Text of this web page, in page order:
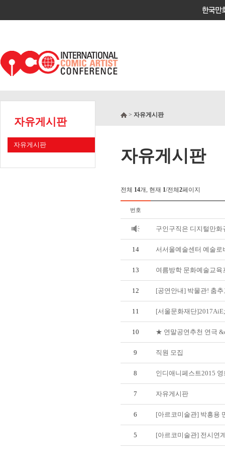
자유게시판
자유게시판
> 자유게시판
자유게시판
전체 14개, 현재 1/전체 2페이지
번호
구인구직은 디지털만
14 서서울예술센터 예술로
13 여름방학 문화예술교
12 [공연안내] 박물관! 춤
11 [서울문화재단
10 ★ 연말공연추천 연극
9 직원 모집
8 인디애니페스트2015
7 자유게시판
6 [아르코미술관] 박흥용
5 [아르코미술관] 전시연